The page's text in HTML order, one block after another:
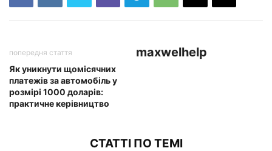
попередня стаття
Як уникнути щомісячних
платежів за автомобіль у
розмірі 1000 доларів:
практичне керівництво
maxwelhelp
СТАТТІ ПО ТЕМІ